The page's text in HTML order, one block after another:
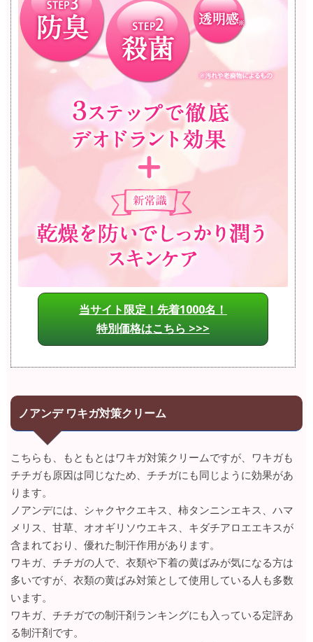
当サイト限定！先着1000名！
特別価格はこちら >>>
ノアンデ ワキガ対策クリーム
こちらも、もともとはワキガ対策クリームですが、ワキガも
チチガも原因は同じなため、チチガにも同じように効果があ
ります。
ノアンデには、シャクヤクエキス、柿タンニンエキス、ハマ
メリス、甘草、オオギリソウエキス、キダチアロエエキスが
含まれており、優れた制汗作用があります。
ワキガ、チチガの人で、衣類や下着の黄ばみが気になる方は
多いですが、衣類の黄ばみ対策として使用している人も多数
います。
ワキガ、チチガでの制汗剤ランキングにも入っている定評あ
る制汗剤です。